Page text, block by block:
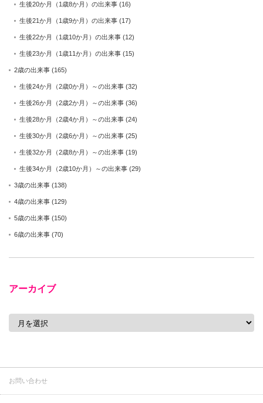
生後20か月（1歳8か月）の出来事 (16)
生後21か月（1歳9か月）の出来事 (17)
生後22か月（1歳10か月）の出来事 (12)
生後23か月（1歳11か月）の出来事 (15)
2歳の出来事 (165)
生後24か月（2歳0か月）～の出来事 (32)
生後26か月（2歳2か月）～の出来事 (36)
生後28か月（2歳4か月）～の出来事 (24)
生後30か月（2歳6か月）～の出来事 (25)
生後32か月（2歳8か月）～の出来事 (19)
生後34か月（2歳10か月）～の出来事 (29)
3歳の出来事 (138)
4歳の出来事 (129)
5歳の出来事 (150)
6歳の出来事 (70)
アーカイブ
ア
お問い合わせ